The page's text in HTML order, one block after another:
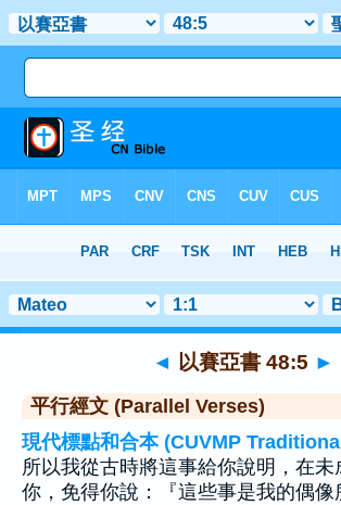
章 48> 聖經金句 5
◄ 以賽亞書 48:5 ►
平行經文 (Parallel Verses)
現代標點和合本 (CUVMP
所以我從古時將這事給你說明，在未
你，免得你說：『這些事是我的偶像